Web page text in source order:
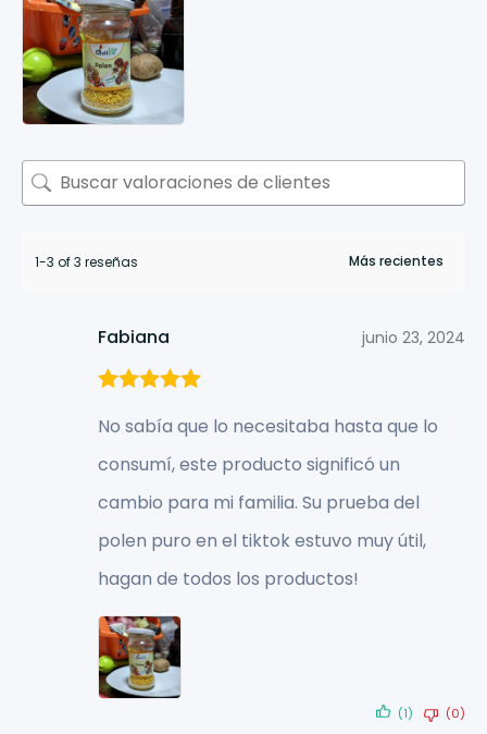
1-3 of 3 reseñas
Fabiana junio 23, 2024
5de 5
No sabía que lo necesitaba hasta que lo
consumí, este producto significó un
cambio para mi familia. Su prueba del
polen puro en el tiktok estuvo muy útil,
hagan de todos los productos!
(1) (0)